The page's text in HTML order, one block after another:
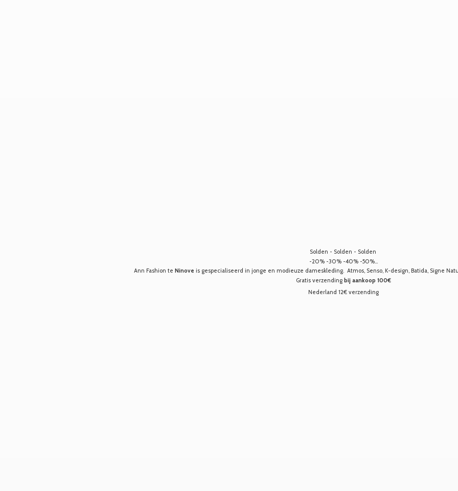
Solden - Solden - Solden
-20% -30% -40% -50%...
Ann Fashion te Ninove is gespecialiseerd in jonge en modieuze dameskleding. Atmos, Senso, K-design, Batida, Signe
Gratis verzending bij aankoop 100€
Nederland 12€ verzending